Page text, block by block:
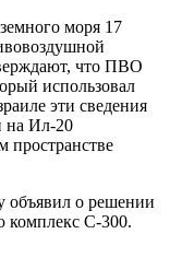
моря 17
что ПВО
использовал
эти сведения
на Ил-20
пространстве
объявил о решении
комплекс С-300.